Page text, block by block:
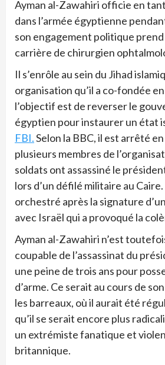
Ayman al-Zawahiri officie en
dans l’armée égyptienne
son engagement politique prend
carrière de chirurgien
Il s’enrôle au sein du Jihad
organisation qu’il a co-fondée
l’objectif est de reverser le
égyptien pour instaurer un état
FBI.Selon la BBC, il est arrêté
plusieurs membres de
soldats ont assassiné le
lors d’un défilé militaire au
orchestré après la signature
avec Israël qui a provoqué la
Ayman al-Zawahiri n’est
coupable de l’assassinat du
une peine de trois ans pour
d’arme. Ce serait au cours de
les barreaux, où il aurait été
qu’il se serait encore plus
un extrémiste fanatique et
britannique.